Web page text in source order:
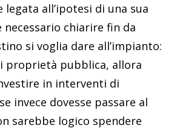
all’ipotesi di una sua
chiarire fin da
si voglia dare all’impianto:
proprietà pubblica, allora
in interventi di
invece dovesse passare al
sarebbe logico spendere